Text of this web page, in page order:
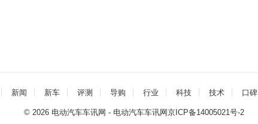
新闻 新车 评测 导购 行业 科技 技术 口碑
© 2026 电动汽车车讯网 - 电动汽车车讯网京ICP备14005021号-2